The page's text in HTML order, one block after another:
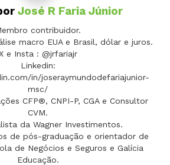
José R Faria Júnior
contribuidor.
macro EUA e Brasil, dólar e juros.
X e Insta : @jrfariajr
Linkedin:
in/joseraymundodefariajunior-
msc/
CFP®, CNPI-P, CGA e Consultor
CVM.
da Wagner Investimentos.
de pós-graduação e orientador de
de Negócios e Seguros e Galícia
Educação.